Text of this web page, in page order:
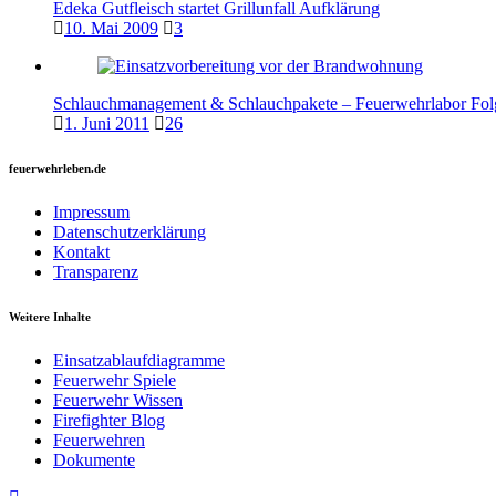
Edeka Gutfleisch startet Grillunfall Aufklärung
10. Mai 2009
3
Schlauchmanagement & Schlauchpakete – Feuerwehrlabor
1. Juni 2011
26
feuerwehrleben.de
Impressum
Datenschutzerklärung
Kontakt
Transparenz
Weitere Inhalte
Einsatzablaufdiagramme
Feuerwehr Spiele
Feuerwehr Wissen
Firefighter Blog
Feuerwehren
Dokumente